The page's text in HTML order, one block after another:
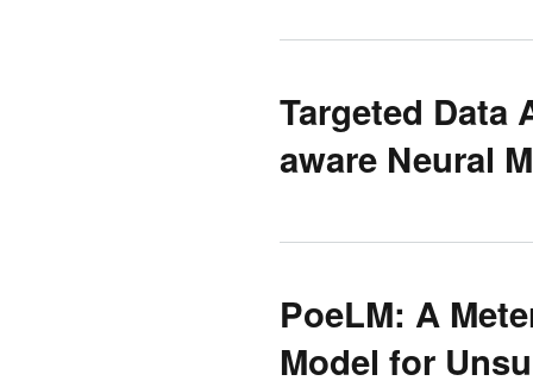
Targeted Data
aware Neural
PoeLM: A
Model for